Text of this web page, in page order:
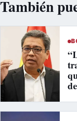
También